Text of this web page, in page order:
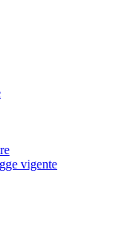
vigente